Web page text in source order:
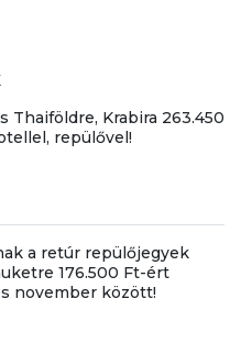
Thaiföldre, Krabira 263.450
repülővel!
a retúr repülőjegyek
176.500 Ft-ért
november között!